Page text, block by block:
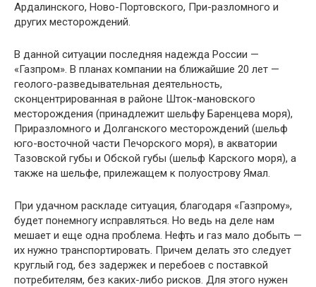
Ардалинского, Ново-Портовского, При-разломного и
других месторождений.
В данной ситуации последняя надежда Рос­сии —
«Газпром». В планах компании на бли­жайшие 20 лет —
геолого-разведывательная дея­тельность,
сконцентрированная в районе Шток-мановского
месторождения (принадлежит шель­фу Баренцева моря),
Приразломного и Долган­ского месторождений (шельф
юго-восточной части Печорского моря), в акватории
Тазовской губы и Обской губы (шельф Карского моря), а
также на шельфе, прилежащем к полуострову Ямал.
При удачном раскладе ситуация, благодаря «Газпрому»,
будет понемногу исправляться. Но ведь на деле нам
мешает и еще одна проблема. Нефть и газ мало добыть —
их нужно транспор­тировать. Причем делать это следует
круглый год, без задержек и перебоев с поставкой
потре­бителям, без каких-либо рисков. Для этого ну­жен